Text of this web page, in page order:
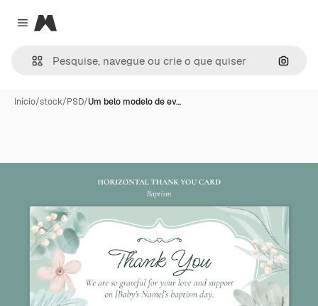
Close menu
Magnific
Início/stock/PSD/Um belo modelo de ev…